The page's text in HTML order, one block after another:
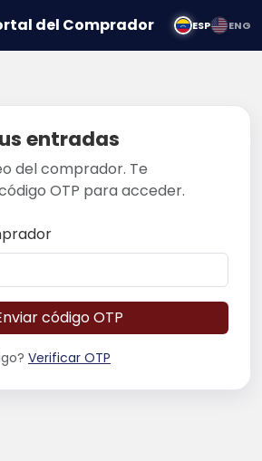
del Comprador ESP ENG
entradas
del comprador. Te
OTP para acceder.
código OTP
Verificar OTP